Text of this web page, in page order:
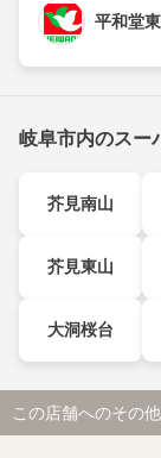
平和堂
岐阜市内のスー
芥見南山
芥見東山
大洞桜台
この店舗へのその